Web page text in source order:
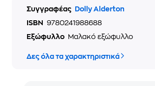
Συγγραφέας Dolly Alderton
ISBN
9780241988688
Εξώφυλλο
Μαλακό εξώφυλλο
Δες όλα τα χαρακτηριστικά